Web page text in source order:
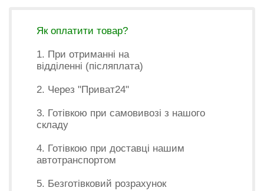
Як оплатити товар?
1. При отриманні на
відділенні (післяплата)
2. Через "Приват24"
3. Готівкою при самовивозі з нашого
складу
4. Готівкою при доставці нашим
автотранспортом
5. Безготівковий розрахунок